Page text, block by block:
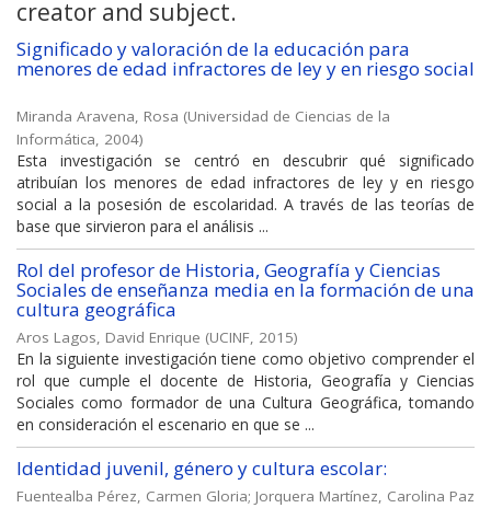
creator and subject.
Significado y valoración de la educación para
menores de edad infractores de ley y en riesgo social
Miranda Aravena, Rosa (Universidad de Ciencias de la
Informática, 2004)
Esta investigación se centró en descubrir qué significado
atribuían los menores de edad infractores de ley y en riesgo
social a la posesión de escolaridad. A través de las teorías de
base que sirvieron para el análisis ...
Rol del profesor de Historia, Geografía y Ciencias
Sociales de enseñanza media en la formación de una
cultura geográfica
Aros Lagos, David Enrique (UCINF, 2015)
En la siguiente investigación tiene como objetivo comprender el
rol que cumple el docente de Historia, Geografía y Ciencias
Sociales como formador de una Cultura Geográfica, tomando
en consideración el escenario en que se ...
Identidad juvenil, género y cultura escolar:
Fuentealba Pérez, Carmen Gloria; Jorquera Martínez, Carolina Paz